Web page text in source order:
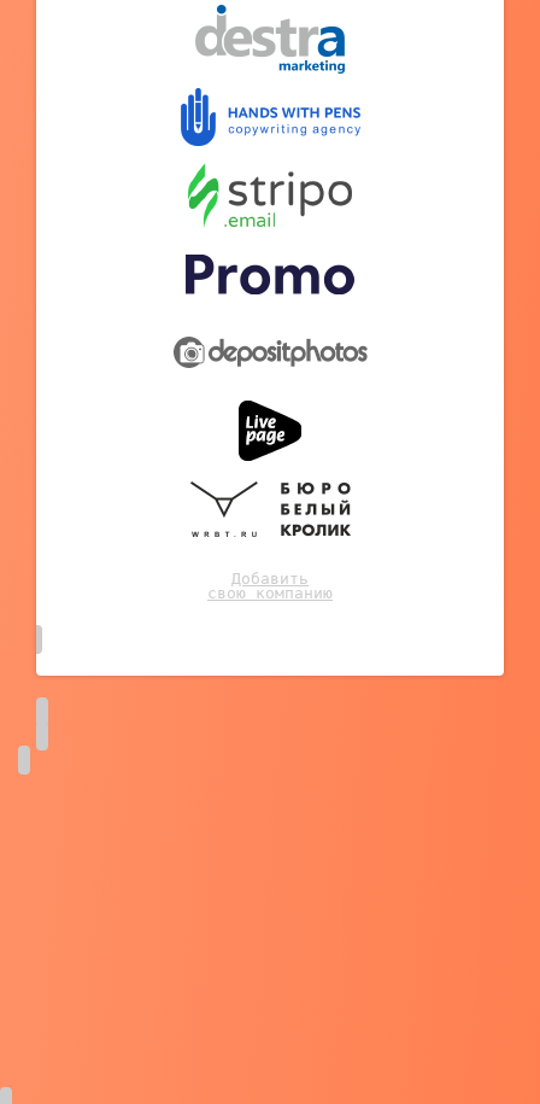
Добавить
свою компанию